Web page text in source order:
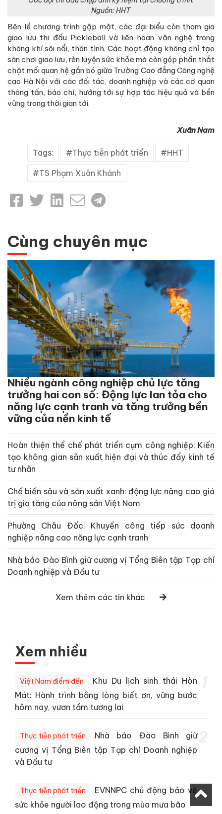
Nguồn: HHT
Bên lề chương trình gặp mặt, các đại biểu còn tham gia
giao lưu thi đấu Pickleball và liên hoan văn nghệ trong
không khí sôi nổi, thân tình. Các hoạt động không chỉ tạo
sân chơi giao lưu, rèn luyện sức khỏe mà còn góp phần thắt
chặt mối quan hệ gắn bó giữa Trường Cao đẳng Công nghệ
cao Hà Nội với các đối tác, doanh nghiệp và các cơ quan
thông tấn, báo chí, hướng tới sự hợp tác hiệu quả và bền
vững trong thời gian tới.
Xuân Nam
Tags: Thực tiễn phát triển HHT
TS Phạm Xuân Khánh
Cùng chuyên mục
Nhiều ngành công nghiệp chủ lực tăng
trưởng hai con số: Động lực lan tỏa cho
năng lực cạnh tranh và tăng trưởng bền
vững của nền kinh tế
Hoàn thiện thể chế phát triển cụm công nghiệp: Kiến
tạo không gian sản xuất hiện đại và thúc đẩy kinh tế
tư nhân
Chế biến sâu và sản xuất xanh: động lực nâng cao giá
trị gia tăng của nông sản Việt Nam
Phường Châu Đốc: Khuyến công tiếp sức doanh
nghiệp nâng cao năng lực cạnh tranh
Nhà báo Đào Bình giữ cương vị Tổng Biên tập Tạp chí
Doanh nghiệp và Đầu tư
Xem thêm các tin khác
Xem nhiều
Việt Nam điểm đến
Khu Du lịch sinh thái Hòn
Mát: Hành trình bằng lòng biết ơn, vững bước
hôm nay, vươn tầm tương lai
Thực tiễn phát triển
Nhà báo Đào Bình giữ
cương vị Tổng Biên tập Tạp chí Doanh nghiệp
và Đầu tư
Thực tiễn phát triển
EVNNPC chủ động bảo vệ
sức khỏe người lao động trong mùa mưa bão
3